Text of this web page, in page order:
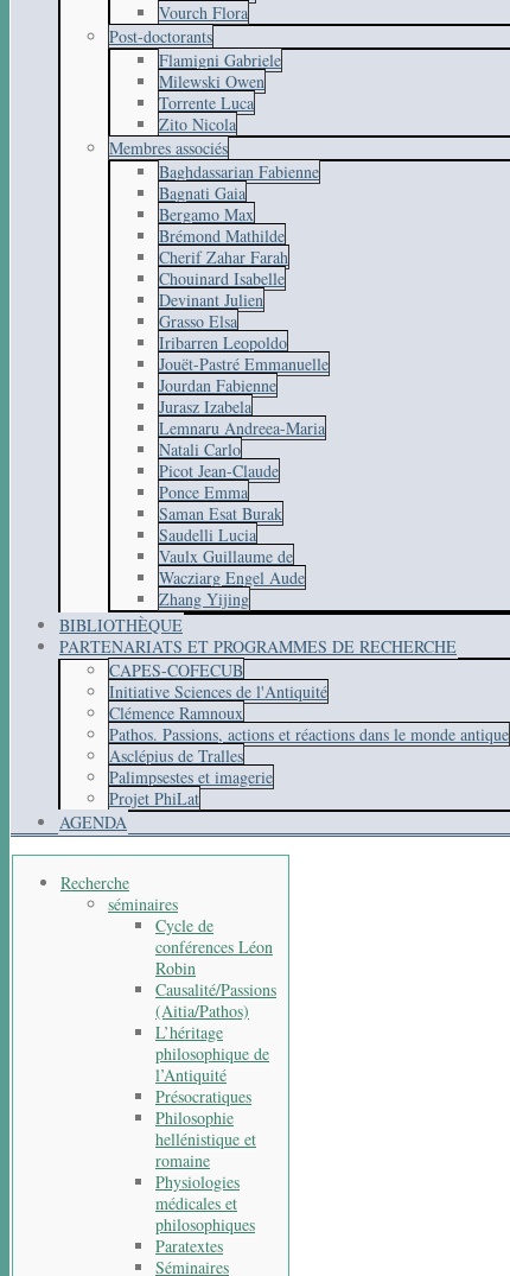
Vourch Flora
Post-doctorants
Flamigni Gabriele
Milewski Owen
Torrente Luca
Zito Nicola
Membres associés
Baghdassarian Fabienne
Bagnati Gaia
Bergamo Max
Brémond Mathilde
Cherif Zahar Farah
Chouinard Isabelle
Devinant Julien
Grasso Elsa
Iribarren Leopoldo
Jouët-Pastré Emmanuelle
Jourdan Fabienne
Jurasz Izabela
Lemnaru Andreea-Maria
Natali Carlo
Picot Jean-Claude
Ponce Emma
Saman Esat Burak
Saudelli Lucia
Vaulx Guillaume de
Wacziarg Engel Aude
Zhang Yijing
BIBLIOTHÈQUE
PARTENARIATS ET PROGRAMMES DE RECHERCHE
CAPES-COFECUB
Initiative Sciences de l'Antiquité
Clémence Ramnoux
Pathos. Passions, actions et réactions dans le monde antique
Asclépius de Tralles
Palimpsestes et imagerie
Projet PhiLat
AGENDA
Recherche
séminaires
Cycle de
conférences Léon
Robin
Causalité/Passions
(Aitia/Pathos)
L’héritage
philosophique de
l’Antiquité
Présocratiques
Philosophie
hellénistique et
romaine
Physiologies
médicales et
philosophiques
Paratextes
Séminaires